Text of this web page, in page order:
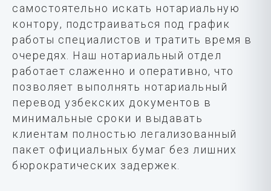
самостоятельно искать нотариальную
контору, подстраиваться под график
работы специалистов и тратить время в
очередях. Наш нотариальный отдел
работает слаженно и оперативно, что
позволяет выполнять нотариальный
перевод узбекских документов в
минимальные сроки и выдавать
клиентам полностью легализованный
пакет официальных бумаг без лишних
бюрократических задержек.